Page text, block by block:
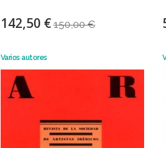
142,50 € 150,00 €
Varios autores